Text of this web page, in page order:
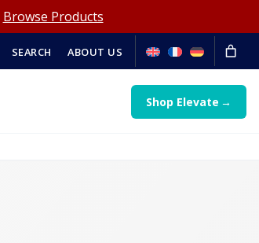
Browse Products
SEARCH ABOUT US
Shop Elevate